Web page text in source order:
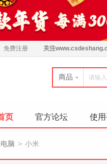
免费注册 关注
商品
页 官方论坛 使
脑 > 小米